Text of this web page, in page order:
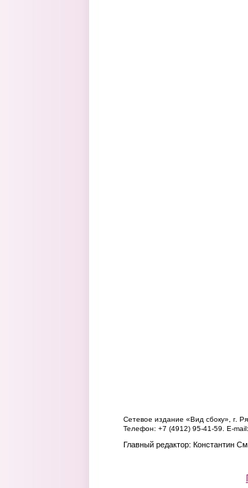
Сетевое издание «Вид сбоку», г.
Телефон: +7 (4912) 95-41-59. E-mail:
Главный редактор: Константин